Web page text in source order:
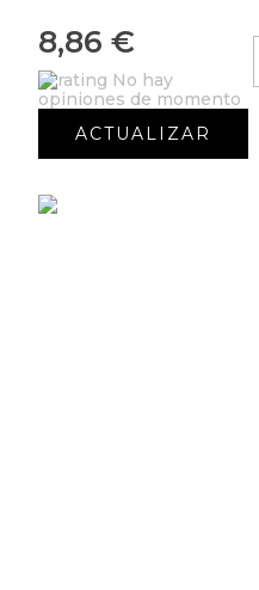
8,86 €
No hay
opiniones de momento